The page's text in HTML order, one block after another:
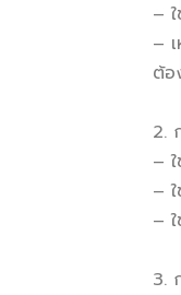
–
–
ต้อ
2.
–
–
–
3.